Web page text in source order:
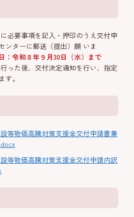
必要事項を記入・押印のうえ交付申
ンターに郵送（提出）願 いま
：令和８年９月30日（水）まで
った後、交付決定通知を行い、指定
。
等物価高騰対策支援金交付申請書兼
等物価高騰対策支援金交付申請内訳